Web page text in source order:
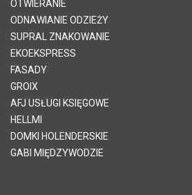
OTWIERANIE
ODNAWIANIE ODZIEŻY
SUPRAL ZNAKOWANIE
EKOEKSPRESS
FASADY
GROIX
AFJ USŁUGI KSIĘGOWE
HELLMI
DOMKI HOLENDERSKIE
GABI MIĘDZYWODZIE